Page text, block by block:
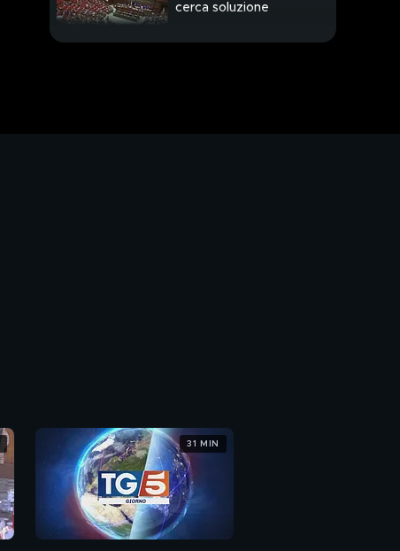
cerca soluzione
31 MIN